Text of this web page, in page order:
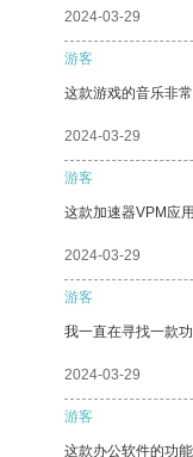
2024-03-29
游客
这款游戏的音乐非
2024-03-29
游客
这款加速器VPM应
2024-03-29
游客
我一直在寻找一款
2024-03-29
游客
这款办公软件的功